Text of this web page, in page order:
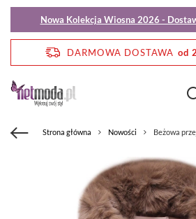
Nowa Kolekcja Wiosna 2026 -
DARMOWA DOSTAWA od
Strona główna Nowości Beżowa